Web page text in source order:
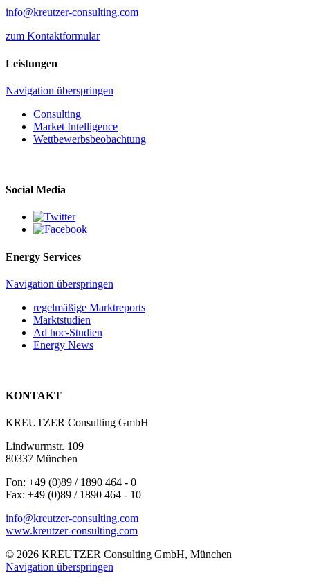
info@kreutzer-consulting.com
zum Kontaktformular
Leistungen
Navigation überspringen
Consulting
Market Intelligence
Wettbewerbs­beobachtung
Social Media
Energy Services
Navigation überspringen
regelmäßige Marktreports
Marktstudien
Ad hoc-Studien
Energy News
KONTAKT
KREUTZER Consulting GmbH
Lindwurmstr. 109
80337 München
Fon: +49 (0)89 / 1890 464 - 0
Fax: +49 (0)89 / 1890 464 - 10
info@kreutzer-consulting.com
www.kreutzer-consulting.com
© 2026 KREUTZER Consulting GmbH, München
Navigation überspringen